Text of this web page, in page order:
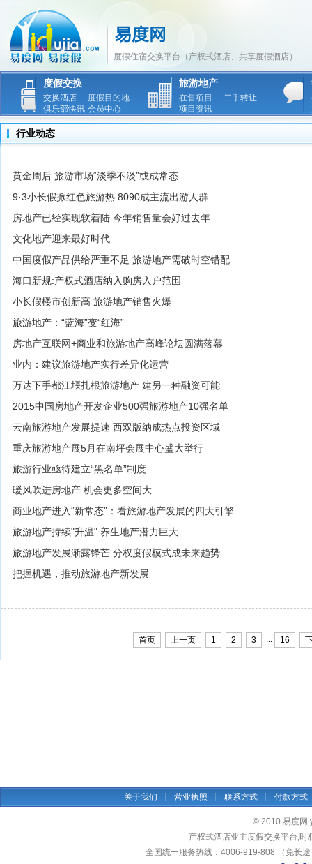
度假住宿交换平台（产权式酒店、共享度假酒店）
度假交换
交换酒店
度假目的地
俱乐部快讯 会员中心
旅游地产
在售项目
二手转让
项目资讯
行业动态
黄金周后 旅游市场“淡季不淡”或成常态
9·3小长假掀红色旅游热 8090成主流出游人群
房地产已经实现软着陆 今年销售量会好过去年
文化地产迎来最好时代
中国度假产品供给严重不足 旅游地产需破时空错配
海口新规:产权式酒店纳入购房入户范围
小长假楼市创新高 旅游地产销售火爆
旅游地产：“蓝海”变“红海”
房地产互联网+商业和旅游地产高峰论坛圆满落幕
业内：建议旅游地产实行差异化运营
万达下手都江堰扎根旅游地产 建另一种融资可能
2015中国房地产开发企业500强旅游地产10强名单
云南旅游地产发展提速 西双版纳成热点投资区域
重庆旅游地产展5月在南坪会展中心盛大举行
旅游行业亟待建立“黑名单”制度
暖风吹进房地产 机会更多空间大
商业地产进入“新常态”：看旅游地产发展的四大引擎
旅游地产持续"升温" 养生地产潜力巨大
旅游地产发展渐露锋芒 分权度假模式成未来趋势
把握机遇，推动旅游地产新发展
首页 上一页 1 2 3 ... 16
关于我们 ┊ 营业执照 ┊ 联系方式 ┊ 付款方式
© 2010 易度网
产权式酒店业主度假交换平台,
全国统一服务热线：4006-919-808 （免长